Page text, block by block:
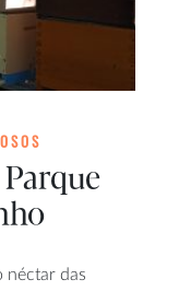
néctar das